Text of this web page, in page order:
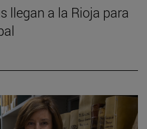
llegan a la Rioja para